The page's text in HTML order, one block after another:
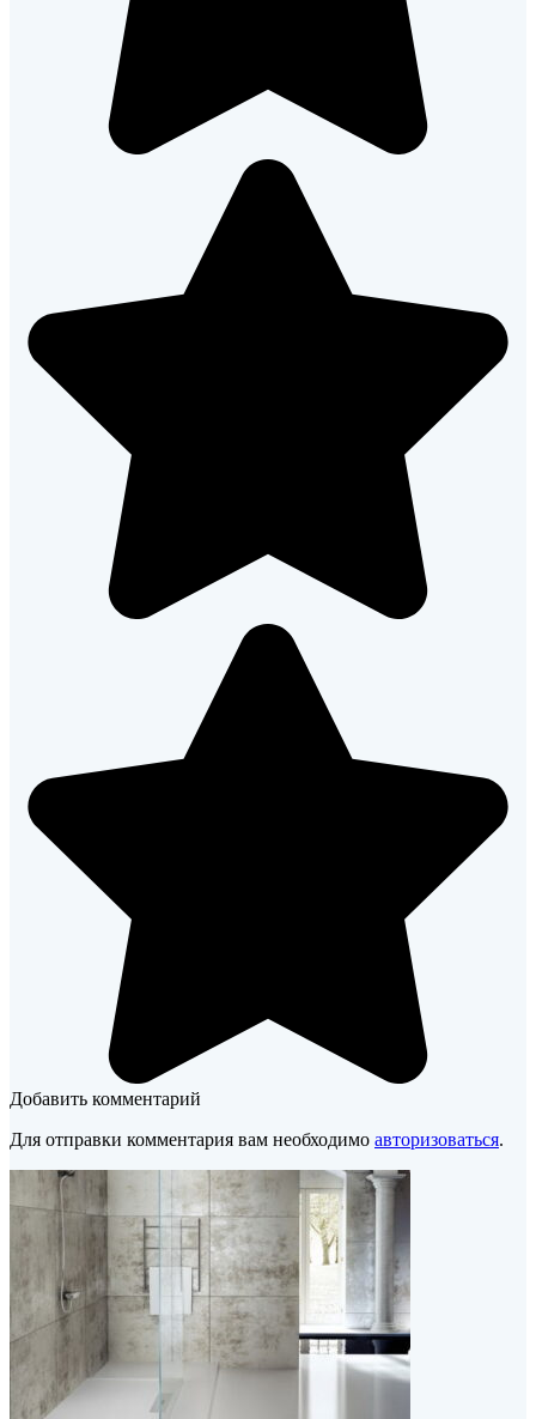
Добавить комментарий
Для отправки комментария вам необходимо авторизоваться.